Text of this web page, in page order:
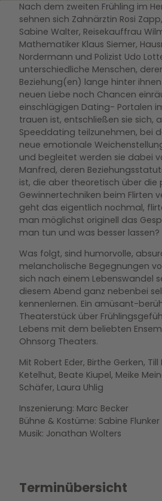
Nach dem zweiten Frühling im
sehnen sich Zahnärztin Rosi
Sabine Walter, Reisekauffrau
Mathematiker Klaus Siemer,
Nordermann und Polizist Udo
unterschiedliche Menschen,
Beziehung(en) lange hinter
neuen Liebe noch Chancen
einschlägigen Dating- Portalen
trauen ist, entschließen sie sich,
Speeddating teilzunehmen, bei
neue emotionale
und begleitet werden sie dabei
Manfred, deren
ist, die aber theoretisch über die
Gewinnertechniken beim Flirten
geht das eigentlich nochmal,
man möglichst originell das
man tun und was besser lassen?
Was folgt, sind humorvolle,
melancholische Begegnungen
sich nach einem Lebenswandel
diesem Abend ganz nebenbei
kennenlernen. Ein amüsant-
Theaterstück über
Lebens mit dem beliebten
Ohnsorg Theaters.
Mit Robert Eder, Birthe Gerken,
Ketelhut, Beate Kiupel, Meike
Schäfer, Laura Uhlig
Inszenierung: Marc Becker
Bühne & Kostüme: Sabine Flunker
Musik: Jonathan Wolters
Terminübersicht